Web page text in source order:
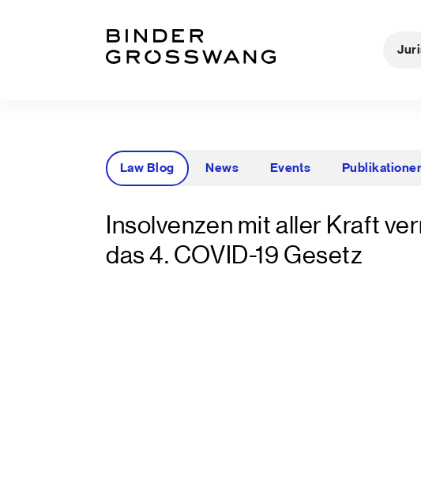
Law Blog News Events
Insolvenzen mit aller Kraft
das 4. COVID-19 Gesetz